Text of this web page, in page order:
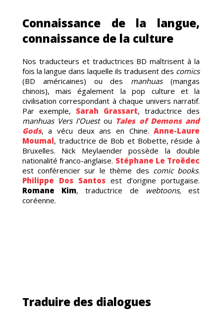
Connaissance de la langue,
connaissance de la culture
Nos traducteurs et traductrices BD maîtrisent à la
fois la langue dans laquelle ils traduisent des comics
(BD américaines) ou des manhuas(mangas
chinois), mais également la pop culture et la
civilisation correspondant à chaque univers narratif.
Par exemple, Sarah Grassart, traductrice des
manhuas Vers l’Ouestou Tales of Demons and
Gods, a vécu deux ans en Chine.Anne-Laure
Moumal, traductrice de Bob et Bobette, réside à
Bruxelles. Nick Meylaender possède la double
nationalité franco-anglaise. Stéphane Le Troëdec
est conférencier sur le thème des comic books.
Philippe Dos Santosest d’origine portugaise.
Romane Kim, traductrice de webtoons, est
coréenne.
Traduire des dialogues